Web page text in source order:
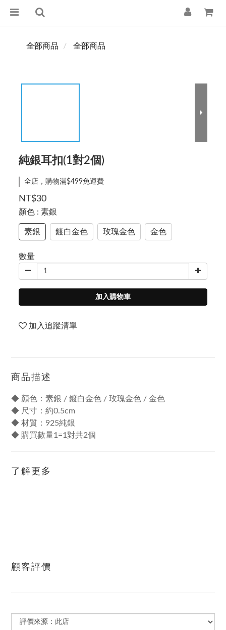
全部商品 全部商品
純銀耳扣(1對2個)
全店，購物滿$499免運費
NT$30
顏色 : 素銀
素銀 鍍白金色 玫瑰金色 金色
數量
加入購物車
加入追蹤清單
商品描述
◆ 顏色：素銀 / 鍍白金色 / 玫瑰金色 / 金色
◆ 尺寸：約0.5cm
◆ 材質：925純銀
◆ 購買數量1=1對共2個
了解更多
顧客評價